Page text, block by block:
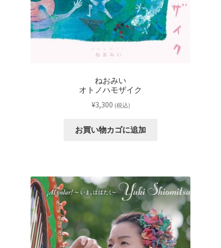
ねおみい
オトノハモザイク
¥3,300 (税込)
お買い物カゴに追加